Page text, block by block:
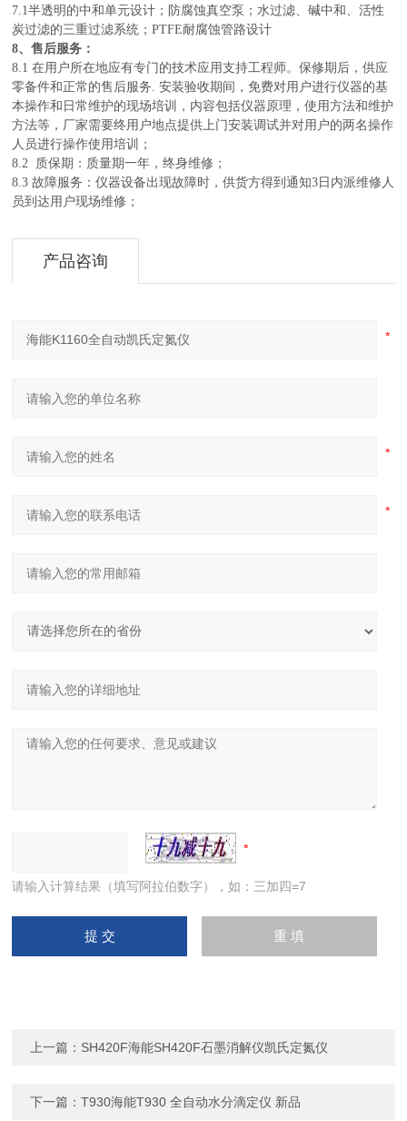
7.1半透明的中和单元设计；防腐蚀真空泵；水过滤、碱中和、活性
炭过滤的三重过滤系统；PTFE耐腐蚀管路设计
8、售后服务：
8.1 在用户所在地应有专门的技术应用支持工程师。保修期后，供应
零备件和正常的售后服务. 安装验收期间，免费对用户进行仪器的基
本操作和日常维护的现场培训，内容包括仪器原理，使用方法和维护
方法等，厂家需要终用户地点提供上门安装调试并对用户的两名操作
人员进行操作使用培训；
8.2 质保期：质量期一年，终身维修；
8.3 故障服务：仪器设备出现故障时，供货方得到通知3日内派维修人
员到达用户现场维修；
产品咨询
请输入计算结果（填写阿拉伯数字），如：三加四=7
上一篇： SH420F海能SH420F石墨消解仪凯氏定氮仪
下一篇：T930海能T930 全自动水分滴定仪 新品